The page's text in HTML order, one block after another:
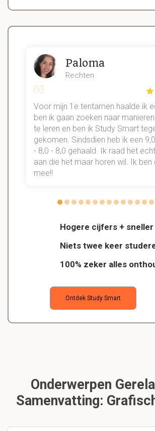
Hogere cijfers +
Niets twee keer
100% zeker alles
Ontdek Study Smart
Paloma
Rechten
Voor mijn 1e tentamen haalde ik
ben ik gaan zoeken naar
te leren en ben ik Study Smart
gekomen. Sindsdien heb ik een
- 8,0 - 8,0 gehaald. Ik raad het
aan die het maar horen wil. Ik ben
mee!!
Onderwerpen
Samenvatting: